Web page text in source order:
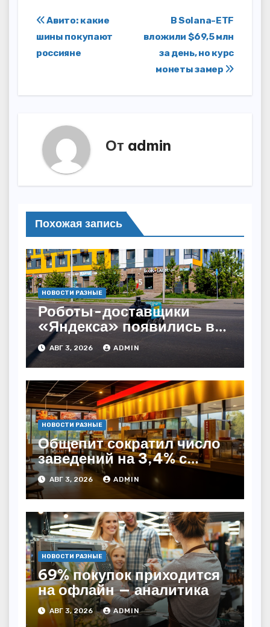
Навигация
по
В Solana-ETF
вложили $69,5 млн
за день, но курс
монеты замер
Авито: какие
шины покупают
россияне
От admin
Похожая запись
НОВОСТИ РАЗНЫЕ
Роботы-доставщики
«Яндекса» появились в
Казахстане
АВГ 3, 2026 ADMIN
НОВОСТИ РАЗНЫЕ
Общепит сократил число
заведений на 3,4% с
начала года — INFOLine
АВГ 3, 2026 ADMIN
НОВОСТИ РАЗНЫЕ
69% покупок приходится
на офлайн — аналитика
АВГ 3, 2026 ADMIN